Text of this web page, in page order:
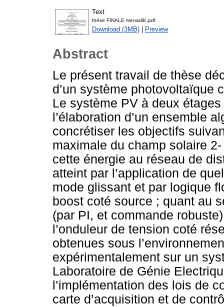
Text
thése FINALE menadiK.pdf
Download (3MB) | Preview
Abstract
Le présent travail de thèse
d’un système photovoltaïque
Le système PV à deux
l’élaboration d’un ensemble
concrétiser les objectifs
maximale du champ solaire
cette énergie au réseau de
atteint par l’application de
mode glissant et par logique
boost coté source ; quant au
(par PI, et commande
l’onduleur de tension coté
obtenues sous
expérimentalement sur un
Laboratoire de Génie
l’implémentation des lois de
carte d’acquisition et de